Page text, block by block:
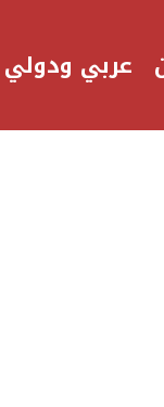
عربي ودولي